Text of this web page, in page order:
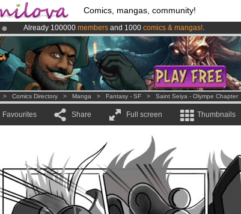
Comics, mangas, community!
Already 100000 members and 1000 comics & mangas!.
Premium membership from3.95 eurosper month !Get
AmilovaKickstarter is now LIVE!.
> Comics Directory > Manga > Fantasy - SF > Saint Seiya - Olympe Chapter
Favourites Share Full screen Thumbnails